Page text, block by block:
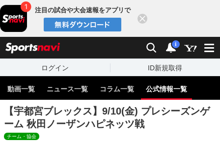
注目の試合や大会速報をアプリで
検索 通知
i
ログイン ID新規取得
動画一覧 ニュース一覧 コラム一覧 公式情報一覧
【宇都宮ブレックス】9/10(金) プレシーズンゲ
ーム 秋田ノーザンハピネッツ戦
チーム・協会